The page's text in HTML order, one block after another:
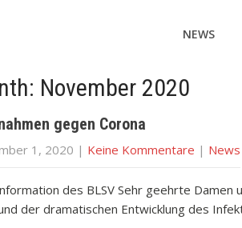
NEWS
November 2020
gegen Corona
1, 2020 | Keine Kommentare | News
des BLSV Sehr geehrte
der dramatischen Entwicklung des